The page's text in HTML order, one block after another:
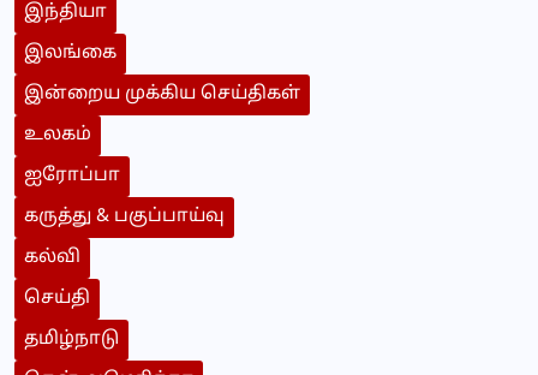
இந்தியா
இலங்கை
இன்றைய முக்கிய செய்திகள்
உலகம்
ஐரோப்பா
கருத்து & பகுப்பாய்வு
கல்வி
செய்தி
தமிழ்நாடு